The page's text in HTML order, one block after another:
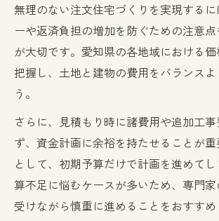
無理のない注文住宅づくりを実現する
ーや返済負担の増加を防ぐための注意
が大切です。愛知県の各地域における
把握し、土地と建物の費用をバランスよ
う。
さらに、見積もり時に諸費用や追加工
ず、資金計画に余裕を持たせることが
として、初期予算だけで計画を進めて
算不足に悩むケースが多いため、専門
受けながら慎重に進めることをおすすめ